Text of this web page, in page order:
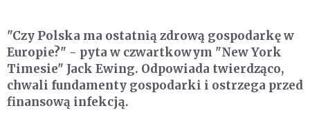
"Czy Polska ma ostatnią zdrową gospodarkę w
Europie?" - pyta w czwartkowym "New York
Timesie" Jack Ewing. Odpowiada twierdząco,
chwali fundamenty gospodarki i ostrzega przed
finansową infekcją.